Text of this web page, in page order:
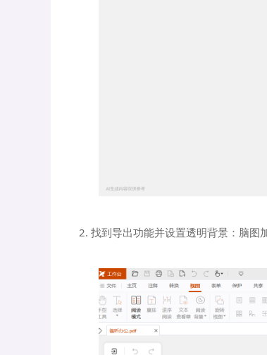
2. 找到导出功能并设置透明背景：脑图